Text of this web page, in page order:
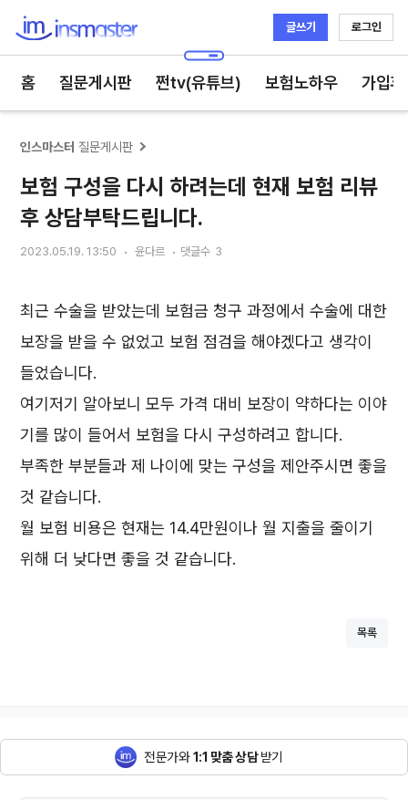
글쓰기 로그인
홈 질문게시판 쩐tv(유튜브) 보험노하우 가입
인스마스터 질문게시판
보험 구성을 다시 하려는데 현재 보험 리뷰
후 상담부탁드립니다.
2023.05.19. 13:50 윤다르 댓글수 3
최근 수술을 받았는데 보험금 청구 과정에서 수술에 대한
보장을 받을 수 없었고 보험 점검을 해야겠다고 생각이
들었습니다.
여기저기 알아보니 모두 가격 대비 보장이 약하다는 이야
기를 많이 들어서 보험을 다시 구성하려고 합니다.
부족한 부분들과 제 나이에 맞는 구성을 제안주시면 좋을
것 같습니다.
월 보험 비용은 현재는 14.4만원이나 월 지출을 줄이기
위해 더 낮다면 좋을 것 같습니다.
목록
전문가와1:1 맞춤 상담받기